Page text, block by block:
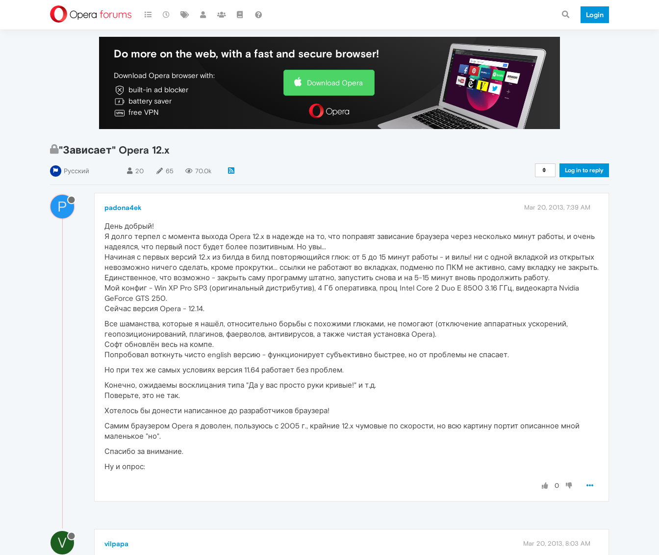
Login
Do more on the web, with a fast and secure browser!
Download Opera browser with:
built-in ad blocker
battery saver
free VPN
Download Opera
"Зависает" Opera 12.x
Русский 20 65 70.0k Log in to reply
P padona4ek Mar 20, 2013, 7:39 AM
День добрый!
Я долго терпел с момента выхода Opera 12.x в надежде на то, что поправят зависание браузера через несколько минут работы, и очень
надеялся, что первый пост будет более позитивным. Но увы...
Начиная с первых версий 12.x из билда в билд повторяющийся глюк: от 5 до 15 минут работы - и вилы! ни с одной вкладкой из открытых
невозможно ничего сделать, кроме прокрутки... ссылки не работают во вкладках, подменю по ПКМ не активно, саму вкладку не закрыть.
Единственное, что возможно - закрыть саму программу штатно, запустить снова и на 5-15 минут вновь продолжить работу.
Мой конфиг - Win XP Pro SP3 (оригинальный дистрибутив), 4 Гб оперативка, проц Intel Core 2 Duo E 8500 3.16 ГГц, видеокарта Nvidia
GeForce GTS 250.
Сейчас версия Opera - 12.14.
Все шаманства, которые я нашёл, относительно борьбы с похожими глюками, не помогают (отключение аппаратных ускорений,
геопозиционирований, плагинов, фаерволов, антивирусов, а также чистая установка Opera).
Софт обновлён весь на компе.
Попробовал воткнуть чисто english версию - функционирует субъективно быстрее, но от проблемы не спасает.
Но при тех же самых условиях версия 11.64 работает без проблем.
Конечно, ожидаемы восклицания типа "Да у вас просто руки кривые!" и т.д.
Поверьте, это не так.
Хотелось бы донести написанное до разработчиков браузера!
Самим браузером Opera я доволен, пользуюсь с 2005 г., крайние 12.x чумовые по скорости, но всю картину портит описанное мной
маленькое "но".
Спасибо за внимание.
Ну и опрос:
0
V vilpapa Mar 20, 2013, 8:03 AM